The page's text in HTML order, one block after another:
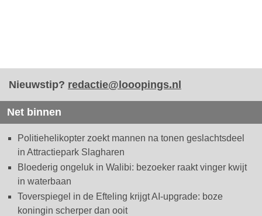
Nieuwstip? redactie@looopings.nl
Net binnen
Politiehelikopter zoekt mannen na tonen geslachtsdeel
in Attractiepark Slagharen
Bloederig ongeluk in Walibi: bezoeker raakt vinger kwijt
in waterbaan
Toverspiegel in de Efteling krijgt AI-upgrade: boze
koningin scherper dan ooit